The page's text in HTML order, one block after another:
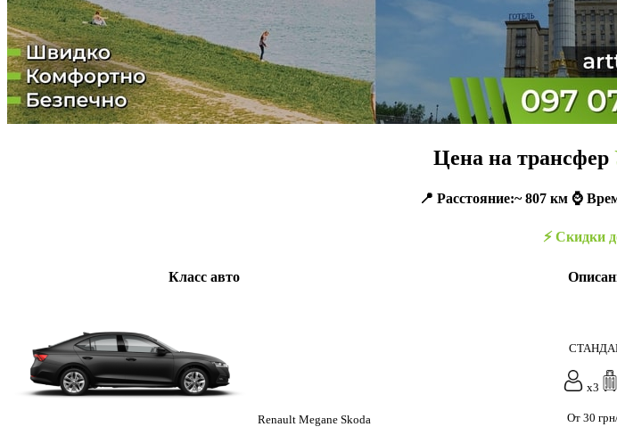
Цена на трансфер
📍 Расстояние:~ 807 км ⌚️
⚡️ Скидки
Класс авто
Renault Megane Skoda
x3
От 30